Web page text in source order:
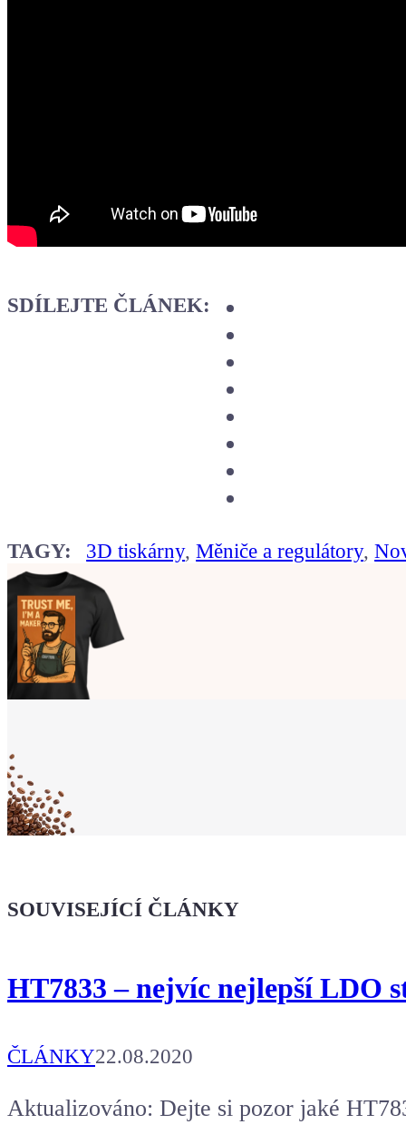
SDÍLEJTE ČLÁNEK:
TAGY: 3D tiskárny,Měniče a regulátory,
že jsi Maker!
Koupit tričko
SOUVISEJÍCÍ ČLÁNKY
HT7833 – nejvíc nejlepší LDO
ČLÁNKY22.08.2020
Aktualizováno: Dejte si pozor jaké